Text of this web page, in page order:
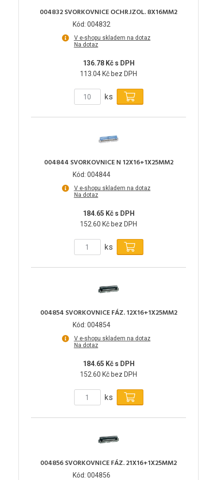
004832 SVORKOVNICE OCHR.IZOL. 8X16MM2
Kód: 004832
V e-shopu skladem na dotaz
Na dotaz
136.78 Kč s DPH
113.04 Kč bez DPH
ks
004844 SVORKOVNICE N 12X16+1X25MM2
Kód: 004844
V e-shopu skladem na dotaz
Na dotaz
184.65 Kč s DPH
152.60 Kč bez DPH
ks
004854 SVORKOVNICE FÁZ. 12X16+1X25MM2
Kód: 004854
V e-shopu skladem na dotaz
Na dotaz
184.65 Kč s DPH
152.60 Kč bez DPH
ks
004856 SVORKOVNICE FÁZ. 21X16+1X25MM2
Kód: 004856